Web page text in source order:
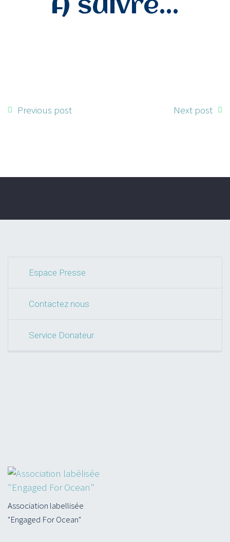
A suivre...
Previous post Next post
Espace Presse
Contactez nous
Service Donateur
Association labellisée
"Engaged For Ocean"